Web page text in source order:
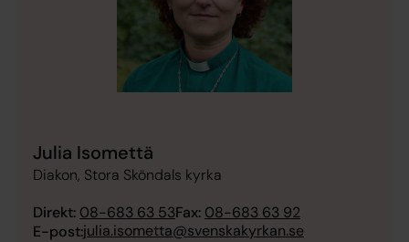
Julia Isomettä
Diakon, Stora Sköndals kyrka
Direkt: 08-683 63 53Fax: 08-683 63 92
E-post:julia.isometta@svenskakyrkan.se